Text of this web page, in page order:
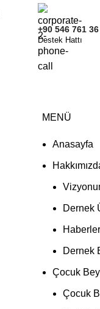
+90 546 761
Destek Hattı
MENÜ
Anasayfa
Dernek
Haberler
Dernek
Çocuk
Çocuk